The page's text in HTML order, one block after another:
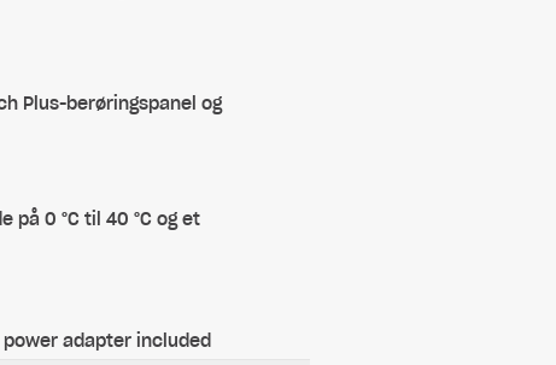
Plus-berøringspanel og
0 °C til 40 °C og et
power adapter included